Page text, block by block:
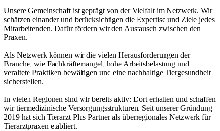
Unsere Gemeinschaft ist geprägt von der Vielfalt im Netzwerk. Wir
schätzen einander und berücksichtigen die Expertise und Ziele jedes
Mitarbeitenden. Dafür fördern wir den Austausch zwischen den
Praxen.
Als Netzwerk können wir die vielen Herausforderungen der
Branche, wie Fachkräftemangel, hohe Arbeitsbelastung und
veraltete Praktiken bewältigen und eine nachhaltige Tiergesundheit
sicherstellen.
In vielen Regionen sind wir bereits aktiv: Dort erhalten und schaffen
wir tiermedizinische Versorgungsstrukturen. Seit unserer Gründung
2019 hat sich Tierarzt Plus Partner als überregionales Netzwerk für
Tierarztpraxen etabliert.